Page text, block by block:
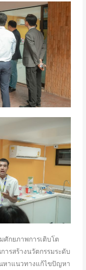
ศักยภาพการเติบโต
ารสร้างนวัตกรรมระดับ
หาแนวทางแก้ไขปัญหา